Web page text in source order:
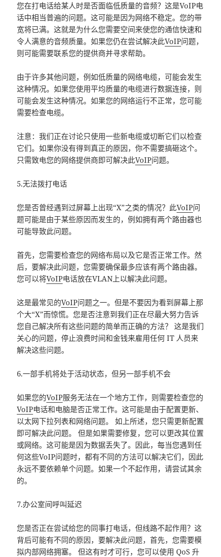
您在打电话给某人时是否面临低质量的音频？这是VoIP电
话中相当普遍的问题。这可能是因为网络不稳定。您的带
宽将已满。这就是为什么您需要空间来使您的通信快速和
令人满意的音频质量。如果您仍在尝试解决此VoIP问题，
则可能需要联系您的提供商并寻求帮助。
由于许多其他问题，例如低质量的网络电缆，可能会发生
这种情况。如果您使用平均质量的电缆进行数据连接，则
可能会发生这种情况。如果您的网络运行不正常，您可能
需要检查电缆。
注意：我们正在讨论只使用一些新电缆或切断它们以检查
它们。如果你没有得到真正的原因，你不需要搞砸这个。
只需致电您的网络提供商即可解决此VoIP问题。
5.无法拨打电话
您是否曾经遇到过屏幕上出现“X”之类的情况？此VoIP问
题可能是由于某些原因而发生的，例如拥有两个路由器也
可能导致此问题。
首先，您需要检查您的网络布局以及它是否正常工作。然
后，要解决此问题，您需要确保最多应该有两个路由器。
您可以将VoIP电话放在VLAN上以解决此问题。
这是最常见的VoIP问题之一。但是不要因为看到屏幕上那
个大“X”而惊慌。您是否注意到我们正在尽最大努力告诉
您自己解决所有这些问题的简单而正确的方法？ 这是我们
关心的问题，停止浪费时间和金钱来雇用任何 IT 人员来
解决这些问题。
6.一部手机将处于活动状态，但另一部手机不会
如果您的VoIP服务无法在一个地方工作，则需要检查您的
VoIP电话和电脑是否正常工作。这可能是由于配置更新、
以太网下拉列表和网络问题。 如上所述，您只需更新配置
即可解决此问题。 但是如果需要修复，您可以更改其位置
或网络。这可能是因为数据丢失了。因此，每当您遇到任
何这些VoIP问题时，都有不同的方法可以解决它们，因此
永远不要依赖单个问题。如果一个不起作用，请尝试其余
的。
7.办公室间呼叫延迟
您是否正在尝试给您的同事打电话，但线路不起作用？这
背后可能有不同的原因，要解决此问题，首先，您需要模
拟内部网络拥塞。 但这有时才可行，您可以使用 QoS 升